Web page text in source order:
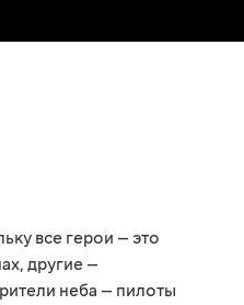
все герои — это
другие —
неба — пилоты